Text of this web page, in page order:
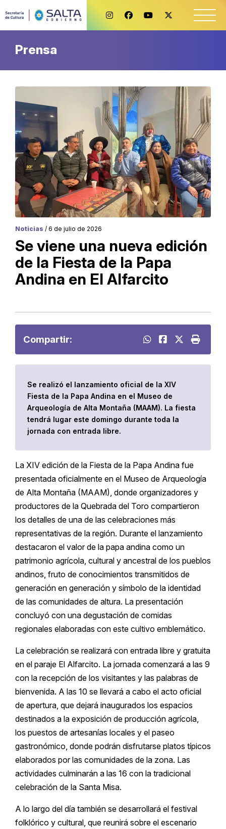
Prensa
Noticias / 6 de julio de 2026
Se viene una nueva edición
de la Fiesta de la Papa
Andina en El Alfarcito
Compartir:
Se realizó el lanzamiento oficial de la XIV
Fiesta de la Papa Andina en el Museo de
Arqueología de Alta Montaña (MAAM). La fiesta
tendrá lugar este domingo durante toda la
jornada con entrada libre.
La XIV edición de la Fiesta de la Papa Andina fue
presentada oficialmente en el Museo de Arqueología
de Alta Montaña (MAAM), donde organizadores y
productores de la Quebrada del Toro compartieron
los detalles de una de las celebraciones más
representativas de la región. Durante el lanzamiento
destacaron el valor de la papa andina como un
patrimonio agrícola, cultural y ancestral de los pueblos
andinos, fruto de conocimientos transmitidos de
generación en generación y símbolo de la identidad
de las comunidades de altura. La presentación
concluyó con una degustación de comidas
regionales elaboradas con este cultivo emblemático.
La celebración se realizará con entrada libre y gratuita
en el paraje El Alfarcito. La jornada comenzará a las 9
con la recepción de los visitantes y las palabras de
bienvenida. A las 10 se llevará a cabo el acto oficial
de apertura, que dejará inaugurados los espacios
destinados a la exposición de producción agrícola,
los puestos de artesanías locales y el paseo
gastronómico, donde podrán disfrutarse platos típicos
elaborados por las comunidades de la zona. Las
actividades culminarán a las 16 con la tradicional
celebración de la Santa Misa.
A lo largo del día también se desarrollará el festival
folklórico y cultural, que reunirá sobre el escenario